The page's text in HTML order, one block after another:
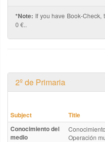
*Note: If you have Book-
0 €..
2º de Primaria
Subject Title
Conocimiento del
medio
Operación